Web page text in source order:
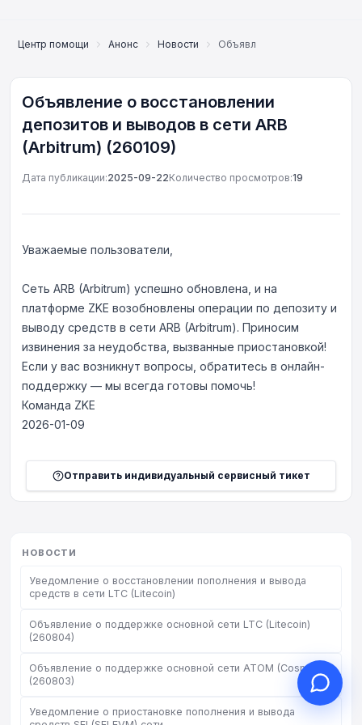
Центр помощи Анонс Новости Объявление о
Объявление о восстановлении
депозитов и выводов в сети ARB
(Arbitrum) (260109)
Дата публикации:2025-09-22Количество просмотров:19
Уважаемые пользователи,
Сеть ARB (Arbitrum) успешно обновлена, и на
платформе ZKE возобновлены операции по депозиту и
выводу средств в сети ARB (Arbitrum). Приносим
извинения за неудобства, вызванные приостановкой!
Если у вас возникнут вопросы, обратитесь в онлайн-
поддержку — мы всегда готовы помочь!
Команда ZKE
2026-01-09
Отправить индивидуальный сервисный тикет
НОВОСТИ
Уведомление о восстановлении пополнения и вывода
средств в сети LTC (Litecoin)
Объявление о поддержке основной сети LTC (Litecoin)
(260804)
Объявление о поддержке основной сети ATOM (Cosmos)
(260803)
Уведомление о приостановке пополнения и вывода
Онлайн-поддержка
Support Center
помочь?
Онлайн-поддержка к вашим услугам